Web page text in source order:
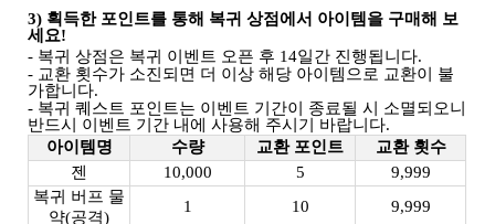
3) 획득한 포인트를 통해 복귀 상점에서 아이템을 구매해 보
세요!
- 복귀 상점은 복귀 이벤트 오픈 후 14일간 진행됩니다.
- 교환 횟수가 소진되면 더 이상 해당 아이템으로 교환이 불
가합니다.
- 복귀 퀘스트 포인트는 이벤트 기간이 종료될 시 소멸되오니
반드시 이벤트 기간 내에 사용해 주시기 바랍니다.
아이템명
수량 교환 포인트
교환 횟수
젠
10,000 5
9,999
복귀 버프 물
약(공격)
1 10
9,999